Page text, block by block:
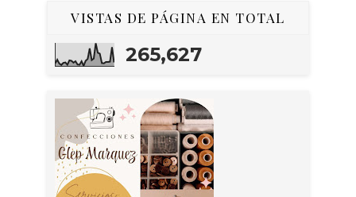
VISTAS DE PÁGINA EN TOTAL
265,627